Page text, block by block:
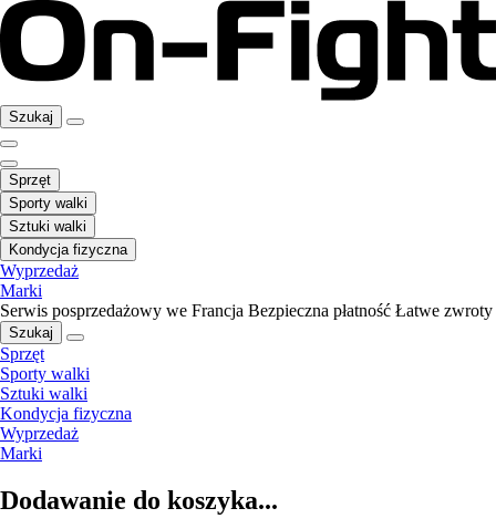
Szukaj
Sprzęt
Sporty walki
Sztuki walki
Kondycja fizyczna
Wyprzedaż
Marki
Serwis posprzedażowy we Francja Bezpieczna płatność Łatwe zwroty
Szukaj
Sprzęt
Sporty walki
Sztuki walki
Kondycja fizyczna
Wyprzedaż
Marki
Dodawanie do koszyka...